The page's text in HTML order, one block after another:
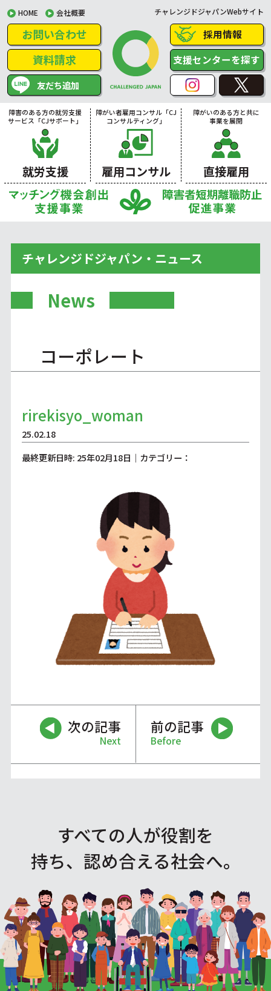
HOME 会社概要 チャレンジドジャパンWebサイト
お問い合わせ
資料請求
友だち追加
採用情報
支援センターを探す
障害のある方の就労支援
サービス「CJサポート」
就労支援
障がい者雇用コンサル「CJ
コンサルティング」
雇用コンサル
障がいのある方と共に
事業を展開
直接雇用
チャレンジドジャパン・ニュース
News
コーポレート
rirekisyo_woman
25.02.18
最終更新日時: 25年02月18日｜カテゴリー：
次の記事
Next
前の記事
Before
すべての人が役割を
持ち、認め合える社会へ。